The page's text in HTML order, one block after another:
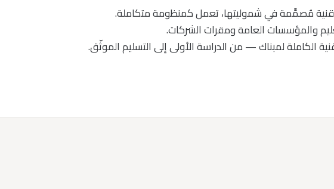
لمبناك — من الدراسة الأولى إلى التسليم الموثّق.